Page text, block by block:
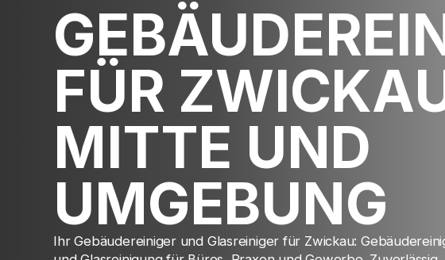
FÜR
MITTE UND
UMGEBUNG
Ihr Gebäudereiniger und Glasreiniger für Zwickau: